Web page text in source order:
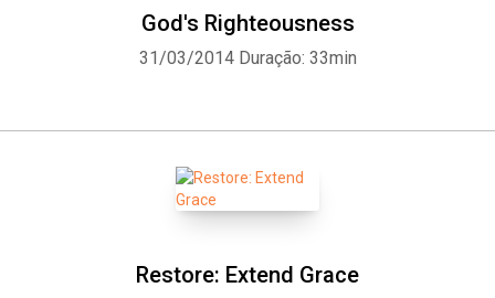
God's Righteousness
31/03/2014 Duração: 33min
Restore: Extend Grace